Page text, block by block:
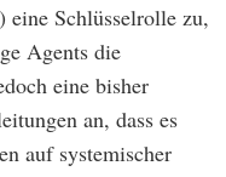
Schlüsselrolle zu,
Agents die
eine bisher
an, dass es
auf systemischer